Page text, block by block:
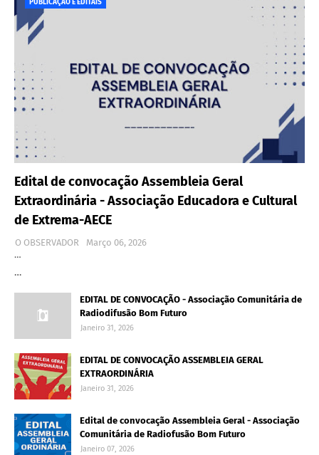
PUBLICAÇÃO E EDITAIS
Edital de convocação Assembleia Geral
Extraordinária - Associação Educadora e Cultural
de Extrema-AECE
O OBSERVADOR
Março 06, 2026
…
…
EDITAL DE CONVOCAÇÃO - Associação Comunitária de
Radiodifusão Bom Futuro
Janeiro 31, 2026
EDITAL DE CONVOCAÇÃO ASSEMBLEIA GERAL
EXTRAORDINÁRIA
Janeiro 31, 2026
Edital de convocação Assembleia Geral - Associação
Comunitária de Radiofusão Bom Futuro
Janeiro 07, 2026